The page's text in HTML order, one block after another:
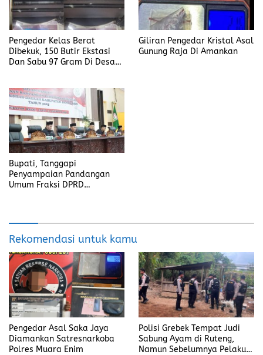
Pengedar Kelas Berat
Dibekuk, 150 Butir Ekstasi
Dan Sabu 97 Gram Di Desa
Giliran Pengedar Kristal Asal
Gunung Raja Di Amankan
Bupati, Tanggapi
Penyampaian Pandangan
Umum Fraksi DPRD
Rekomendasi untuk kamu
Pengedar Asal Saka Jaya
Diamankan Satresnarkoba
Polres Muara Enim
Polisi Grebek Tempat Judi
Sabung Ayam di Ruteng,
Namun Sebelumnya Pelaku